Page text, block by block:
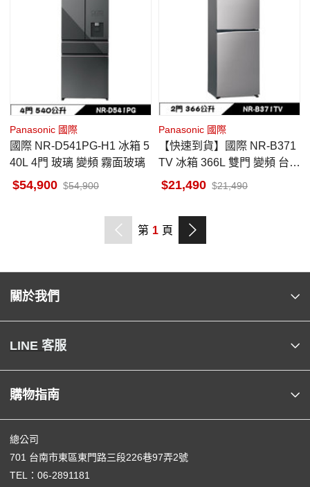
Panasonic 國際
國際 NR-D541PG-H1 冰箱 5
40L 4門 玻璃 變頻 霧面玻璃
54,900 54,900
Panasonic 國際
【快速到貨】國際 NR-B371
TV 冰箱 366L 雙門 變頻 台南
地區當天中午前下單隔天出
21,490 21,490
第 1 頁
關於我們
LINE 客服
購物指南
總公司
701 台南市東區東門路三段226巷97弄2號
TEL： 06-2891181